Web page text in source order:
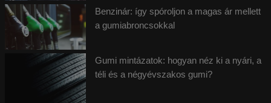
Benzinár: így spóroljon a magas ár mellett
a gumiabroncsokkal
Gumi mintázatok: hogyan néz ki a nyári, a
téli és a négyévszakos gumi?